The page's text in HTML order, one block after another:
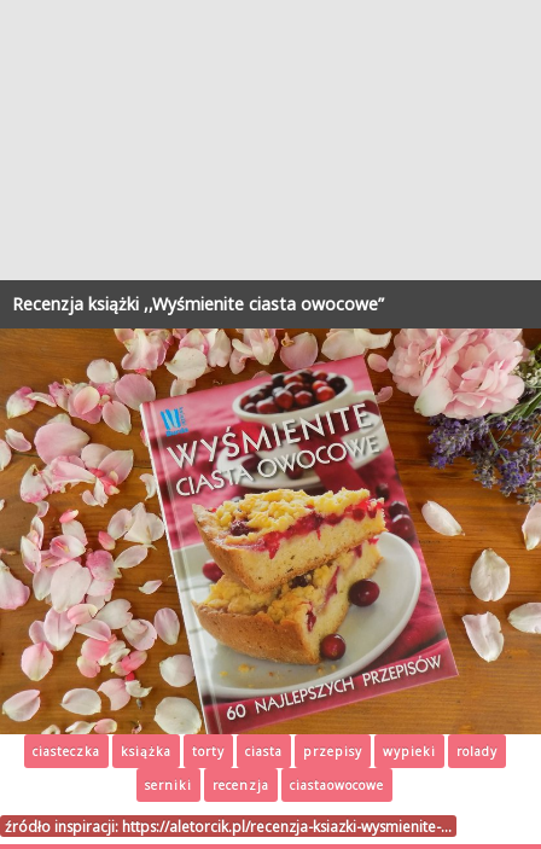
Recenzja książki ,,Wyśmienite ciasta owocowe”
ciasteczka książka torty ciasta przepisy wypieki
rolady
serniki
recenzja ciastaowocowe
źródło inspiracji: https://aletorcik.pl/recenzja-ksiazki-wysmienite-…